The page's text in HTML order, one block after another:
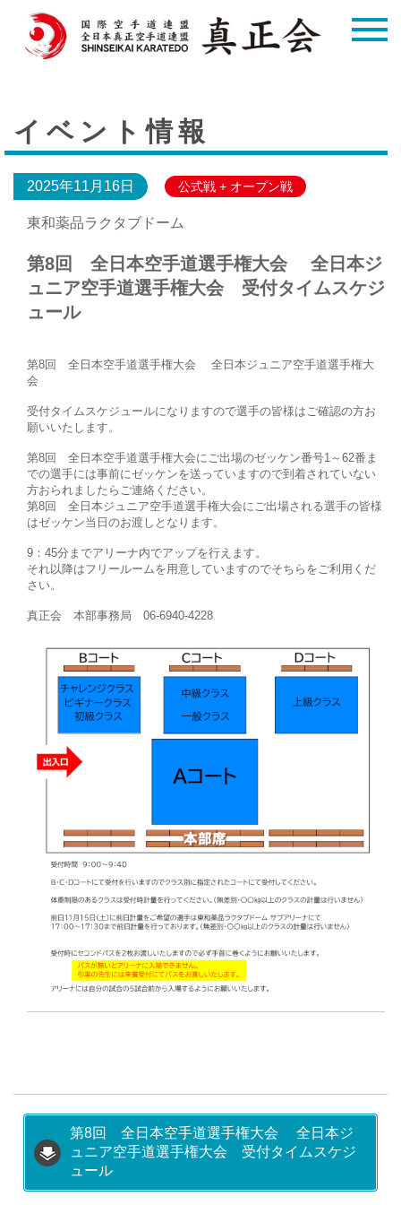
イベント情報
2025年11月16日 公式戦 + オープン戦
東和薬品ラクタブドーム
第8回 全日本空手道選手権大会 全日本ジ
ュニア空手道選手権大会 受付タイムスケジ
ュール
第8回 全日本空手道選手権大会 全日本ジュニア空手道選手権大
会
受付タイムスケジュールになりますので選手の皆様はご確認の方お
願いいたします。
第8回 全日本空手道選手権大会にご出場のゼッケン番号1～62番ま
での選手には事前にゼッケンを送っていますので到着されていない
方おられましたらご連絡ください。
第8回 全日本ジュニア空手道選手権大会にご出場される選手の皆様
はゼッケン当日のお渡しとなります。
9：45分までアリーナ内でアップを行えます。
それ以降はフリールームを用意していますのでそちらをご利用くだ
さい。
真正会 本部事務局 06-6940-4228
第8回 全日本空手道選手権大会 全日本ジ
ュニア空手道選手権大会 受付タイムスケジ
ュール